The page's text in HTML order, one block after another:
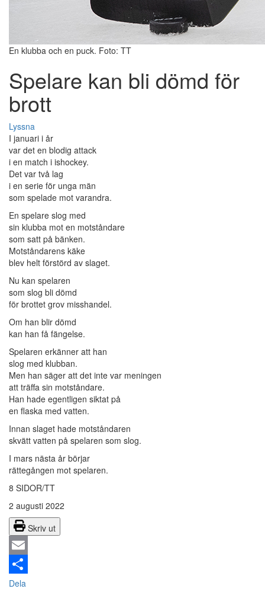
En klubba och en puck. Foto: TT
Spelare kan bli dömd för
brott
Lyssna
I januari i år
var det en blodig attack
i en match i ishockey.
Det var två lag
i en serie för unga män
som spelade mot varandra.
En spelare slog med
sin klubba mot en motståndare
som satt på bänken.
Motståndarens käke
blev helt förstörd av slaget.
Nu kan spelaren
som slog bli dömd
för brottet grov misshandel.
Om han blir dömd
kan han få fängelse.
Spelaren erkänner att han
slog med klubban.
Men han säger att det inte var meningen
att träffa sin motståndare.
Han hade egentligen siktat på
en flaska med vatten.
Innan slaget hade motståndaren
skvätt vatten på spelaren som slog.
I mars nästa år börjar
rättegången mot spelaren.
8 SIDOR/TT
2 augusti 2022
Skriv ut
Email
Dela